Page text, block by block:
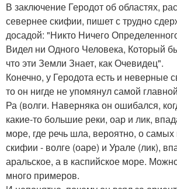
В заключение Геродот об областях,
севернее скифии, пишет с трудно
досадой: "Никто Ничего
Видел ни Одного Человека, Который
что эти Земли Знает, как Очевидец".
Конечно, у Геродота есть и неверные
то он нигде не упомянул самой
Ра (волги. Наверняка он ошибался,
какие-то большие реки, оар и лик,
море, где речь шла, вероятно, о самых
скифии - волге (оаре) и Урале (лик),
аральское, а в каспийское море.
много примеров.